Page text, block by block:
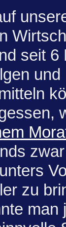
seit 6
zu
man